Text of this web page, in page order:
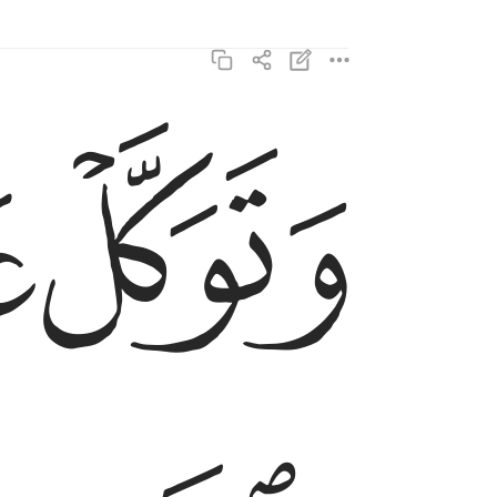
وتوكل على الله وكفى بالله وكيلا ٣
وَتَوَكَّلْ عَلَى ٱللَّهِ ۚ وَكَفَىٰ بِٱللَّهِ وَكِيلًۭا ٣
ﱞ